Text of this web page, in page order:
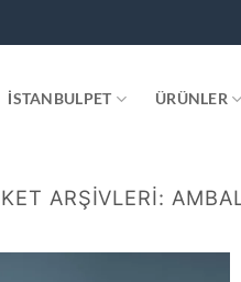
İSTANBULPET ÜRÜNLER
ARŞIVLERI: